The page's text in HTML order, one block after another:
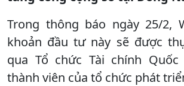
Trong thông báo ngày 25/2,
khoản đầu tư này sẽ được
qua Tổ chức Tài chính
thành viên của tổ chức phát